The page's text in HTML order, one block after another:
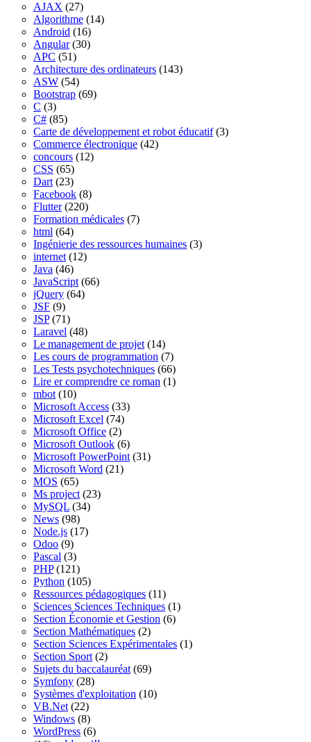
AJAX (27)
Algorithme (14)
Android (16)
Angular(30)
APC (51)
Architecture des ordinateurs (143)
ASW (54)
Bootstrap (69)
C (3)
C# (85)
Carte de développement et robot éducatif(3)
Commerce électronique (42)
concours (12)
CSS (65)
Dart (23)
Facebook (8)
Flutter(220)
Formation médicales (7)
html (64)
Ingénierie des ressources humaines (3)
internet (12)
Java (46)
JavaScript (66)
jQuery (64)
JSF (9)
JSP(71)
Laravel (48)
Le management de projet (14)
Les cours de programmation (7)
Les Tests psychotechniques (66)
Lire er comprendre ce roman (1)
mbot (10)
Microsoft Access (33)
Microsoft Excel (74)
Microsoft Office (2)
Microsoft Outlook (6)
Microsoft PowerPoint (31)
Microsoft Word (21)
MOS (65)
Ms project (23)
MySQL (34)
News (98)
Node.js (17)
Odoo (9)
Pascal (3)
PHP(121)
Python (105)
Ressources pédagogiques (11)
Sciences Sciences Techniques (1)
Section Économie et Gestion (6)
Section Mathématiques (2)
Section Sciences Expérimentales (1)
Section Sport (2)
Sujets du baccalauréat (69)
Symfony (28)
Systèmes d'exploitation (10)
VB.Net (22)
Windows (8)
WordPress (6)